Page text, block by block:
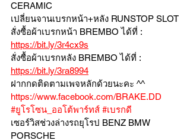
CERAMIC
เปลี่ยนจานเบรกหน้า+หลัง RUNSTOP SLOT
สั่งซื้อผ้าเบรกหน้า BREMBO ได้ที่ :
https://bit.ly/3r4cx9s
สั่งซื้อผ้าเบรกหลัง BREMBO ได้ที่ :
https://bit.ly/3ra8994
ฝากกดติดตามเพจหลักด้วยนะคะ ^^
https://www.facebook.com/BRAKE.DD
#ยูโรโซน_ออโต้พาร์ทส์ #เบรกดี
เซอร์วิสช่วงล่างรถยุโรป BENZ BMW
PORSCHE